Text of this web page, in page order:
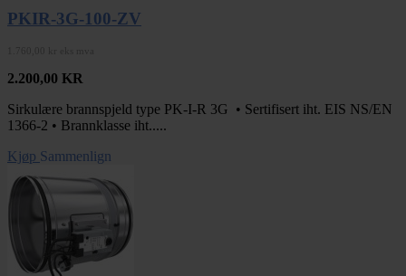
PKIR-3G-100-ZV
2.200,00 KR
Sirkulære brannspjeld type PK-I-R 3G • Sertifisert iht. EIS NS/EN
1366-2 • Brannklasse iht.....
Kjøp Sammenlign